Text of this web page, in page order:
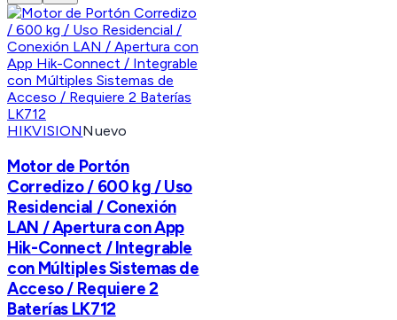
HIKVISIONNuevo
Motor de Portón
Corredizo / 600 kg / Uso
Residencial / Conexión
LAN / Apertura con App
Hik-Connect / Integrable
con Múltiples Sistemas de
Acceso / Requiere 2
Baterías LK712